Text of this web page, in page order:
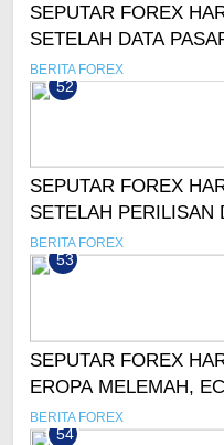
SEPUTAR FOREX
SETELAH DATA
BERITA FOREX
52
SEPUTAR FOREX
SETELAH PERILISAN
BERITA FOREX
53
SEPUTAR FOREX
EROPA MELEMAH,
SUKU BUNGA LEBIH
BERITA FOREX
54